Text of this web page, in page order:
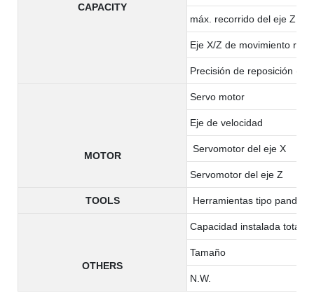
CAPACITY
máx. recorrido del eje Z
Eje X/Z de movimiento
Precisión de reposición (x/
MOTOR
Servo motor
Eje de velocidad
Servomotor del eje X
Servomotor del eje Z
TOOLS Herramientas tipo pandilla
OTHERS
Capacidad instalada total
Tamaño
N.W.